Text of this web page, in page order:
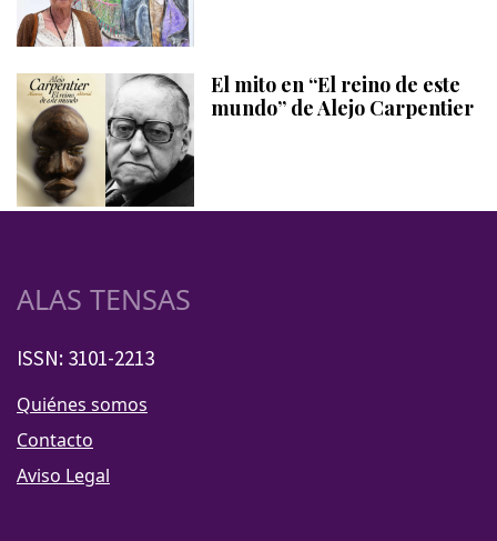
El mito en “El reino de este
mundo” de Alejo Carpentier
ALAS TENSAS
ISSN: 3101-2213
Quiénes somos
Contacto
Aviso Legal